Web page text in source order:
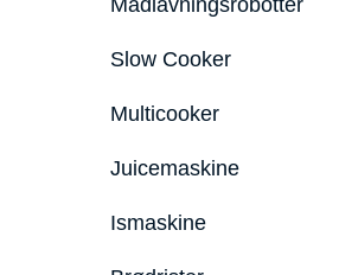
Slow Cooker
Multicooker
Juicemaskine
Ismaskine